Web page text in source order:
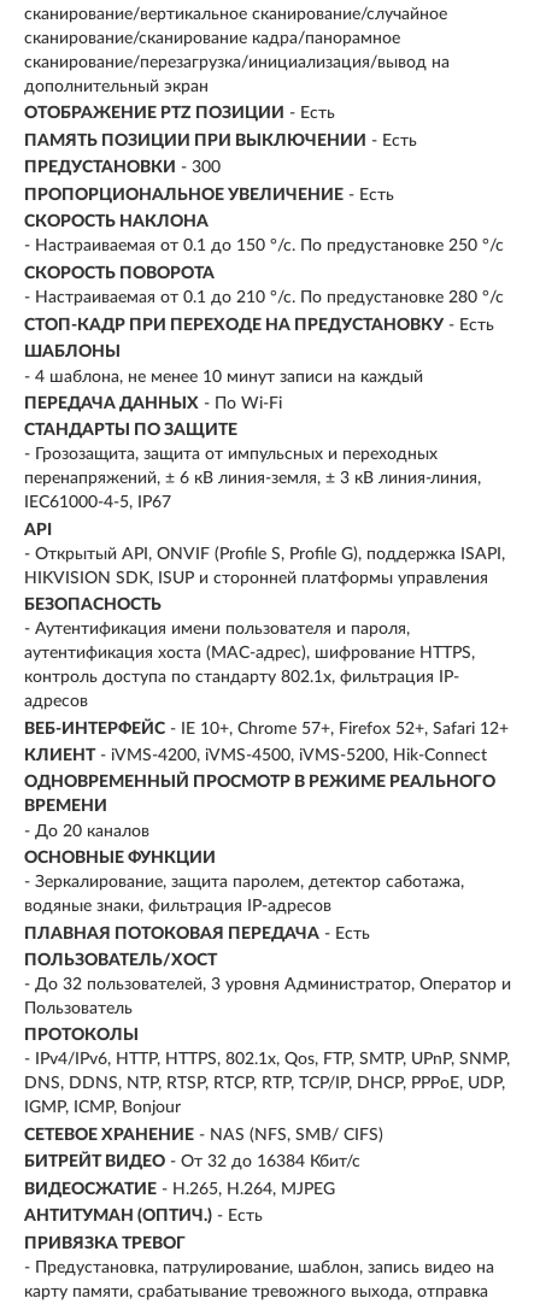
сканирование/вертикальное сканирование/случайное
сканирование/сканирование кадра/панорамное
сканирование/перезагрузка/инициализация/вывод на
дополнительный экран
ОТОБРАЖЕНИЕ PTZ ПОЗИЦИИ - Есть
ПАМЯТЬ ПОЗИЦИИ ПРИ ВЫКЛЮЧЕНИИ - Есть
ПРЕДУСТАНОВКИ - 300
ПРОПОРЦИОНАЛЬНОЕ УВЕЛИЧЕНИЕ - Есть
СКОРОСТЬ НАКЛОНА
- Настраиваемая от 0.1 до 150 °/с. По предустановке 250 °/с
СКОРОСТЬ ПОВОРОТА
- Настраиваемая от 0.1 до 210 °/с. По предустановке 280 °/с
СТОП-КАДР ПРИ ПЕРЕХОДЕ НА ПРЕДУСТАНОВКУ - Есть
ШАБЛОНЫ
- 4 шаблона, не менее 10 минут записи на каждый
ПЕРЕДАЧА ДАННЫХ - По Wi-Fi
СТАНДАРТЫ ПО ЗАЩИТЕ
- Грозозащита, защита от импульсных и переходных
перенапряжений, ± 6 кВ линия-земля, ± 3 кВ линия-линия,
IEC61000-4-5, IP67
API
- Открытый API, ONVIF (Profile S, Profile G), поддержка ISAPI,
HIKVISION SDK, ISUP и сторонней платформы управления
БЕЗОПАСНОСТЬ
- Аутентификация имени пользователя и пароля,
аутентификация хоста (MAC-адрес), шифрование HTTPS,
контроль доступа по стандарту 802.1x, фильтрация IP-
адресов
ВЕБ-ИНТЕРФЕЙС - IE 10+, Chrome 57+, Firefox 52+, Safari 12+
КЛИЕНТ - iVMS-4200, iVMS-4500, iVMS-5200, Hik-Connect
ОДНОВРЕМЕННЫЙ ПРОСМОТР В РЕЖИМЕ РЕАЛЬНОГО
ВРЕМЕНИ
- До 20 каналов
ОСНОВНЫЕ ФУНКЦИИ
- Зеркалирование, защита паролем, детектор саботажа,
водяные знаки, фильтрация IP-адресов
ПЛАВНАЯ ПОТОКОВАЯ ПЕРЕДАЧА - Есть
ПОЛЬЗОВАТЕЛЬ/ХОСТ
- До 32 пользователей, 3 уровня Администратор, Оператор и
Пользователь
ПРОТОКОЛЫ
- IPv4/IPv6, HTTP, HTTPS, 802.1x, Qos, FTP, SMTP, UPnP, SNMP,
DNS, DDNS, NTP, RTSP, RTCP, RTP, TCP/IP, DHCP, PPPoE, UDP,
IGMP, ICMP, Bonjour
СЕТЕВОЕ ХРАНЕНИЕ - NAS (NFS, SMB/ CIFS)
БИТРЕЙТ ВИДЕО - От 32 до 16384 Кбит/с
ВИДЕОСЖАТИЕ - H.265, H.264, MJPEG
АНТИТУМАН (ОПТИЧ.) - Есть
ПРИВЯЗКА ТРЕВОГ
- Предустановка, патрулирование, шаблон, запись видео на
карту памяти, срабатывание тревожного выхода, отправка